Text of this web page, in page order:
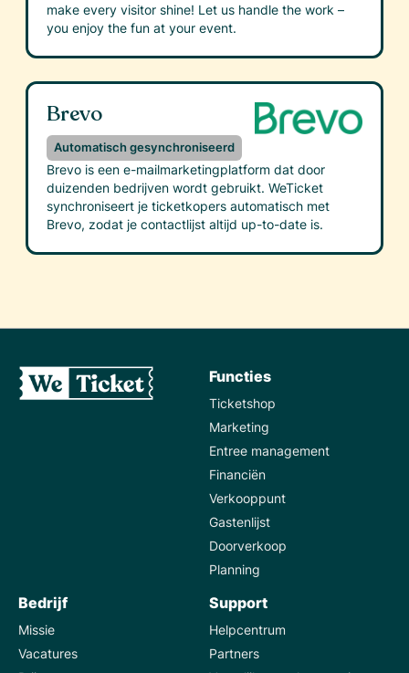
make every visitor shine! Let us handle the work –
you enjoy the fun at your event.
Brevo
Automatisch gesynchroniseerd
Brevo is een e-mailmarketingplatform dat door
duizenden bedrijven wordt gebruikt. WeTicket
synchroniseert je ticketkopers automatisch met
Brevo, zodat je contactlijst altijd up-to-date is.
Functies
Ticketshop
Marketing
Entree management
Financiën
Verkooppunt
Gastenlijst
Doorverkoop
Planning
Bedrijf
Missie
Vacatures
Support
Helpcentrum
Partners